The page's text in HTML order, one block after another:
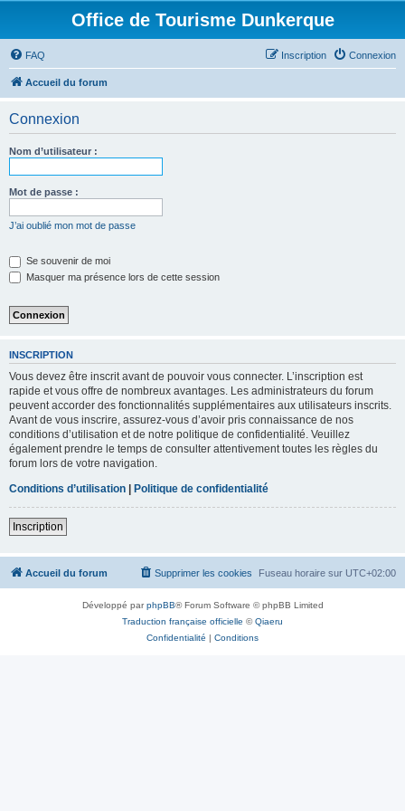
Office de Tourisme Dunkerque
FAQ Connexion
Inscription
Accueil du forum
Connexion
Nom d’utilisateur :
Mot de passe :
J’ai oublié mon mot de passe
Se souvenir de moi
Masquer ma présence lors de cette session
INSCRIPTION
Vous devez être inscrit avant de pouvoir vous connecter. L’inscription est
rapide et vous offre de nombreux avantages. Les administrateurs du forum
peuvent accorder des fonctionnalités supplémentaires aux utilisateurs inscrits.
Avant de vous inscrire, assurez-vous d’avoir pris connaissance de nos
conditions d’utilisation et de notre politique de confidentialité. Veuillez
également prendre le temps de consulter attentivement toutes les règles du
forum lors de votre navigation.
Conditions d’utilisation | Politique de confidentialité
Inscription
Accueil du forum Fuseau horaire sur UTC+02:00
Supprimer les cookies
Développé parphpBB® Forum Software © phpBB Limited
Traduction française officielle ©Qiaeru
Confidentialité | Conditions